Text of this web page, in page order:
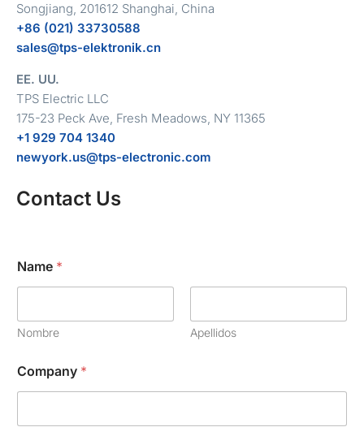
Songjiang, 201612 Shanghai, China
+86 (021) 33730588
sales@tps-elektronik.cn
EE. UU.
TPS Electric LLC
175-23 Peck Ave, Fresh Meadows, NY 11365
+1 929 704 1340
newyork.us@tps-electronic.com
Contact Us
Name *
Nombre Apellidos
Company *